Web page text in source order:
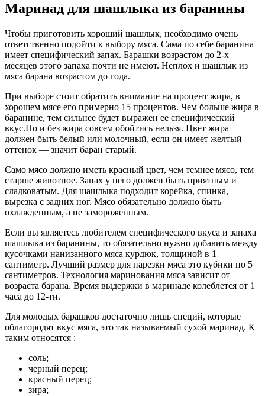
Маринад для шашлыка из баранины
Чтобы приготовить хороший шашлык, необходимо очень
ответственно подойти к выбору мяса. Сама по себе баранина
имеет специфический запах. Барашки возрастом до 2-х
месяцев этого запаха почти не имеют. Неплох и шашлык из
мяса барана возрастом до года.
При выборе стоит обратить внимание на процент жира, в
хорошем мясе его примерно 15 процентов. Чем больше жира в
баранине, тем сильнее будет выражен ее специфический
вкус.Но и без жира совсем обойтись нельзя. Цвет жира
должен быть белый или молочный, если он имеет желтый
оттенок — значит баран старый.
Само мясо должно иметь красный цвет, чем темнее мясо, тем
старше животное. Запах у него должен быть приятным и
сладковатым. Для шашлыка подходит корейка, спинка,
вырезка с задних ног. Мясо обязательно должно быть
охлажденным, а не замороженным.
Если вы являетесь любителем специфического вкуса и запаха
шашлыка из баранины, то обязательно нужно добавить между
кусочками нанизанного мяса курдюк, толщиной в 1
сантиметр. Лучший размер для нарезки мяса это кубики по 5
сантиметров. Технология маринования мяса зависит от
возраста барана. Время выдержки в маринаде колеблется от 1
часа до 12-ти.
Для молодых барашков достаточно лишь специй, которые
облагородят вкус мяса, это так называемый сухой маринад. К
таким относятся :
соль;
черный перец;
красный перец;
зира;